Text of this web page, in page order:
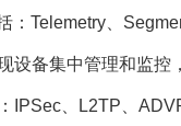
：Telemetry、
设备集中管理和监
IPSec、L2TP、